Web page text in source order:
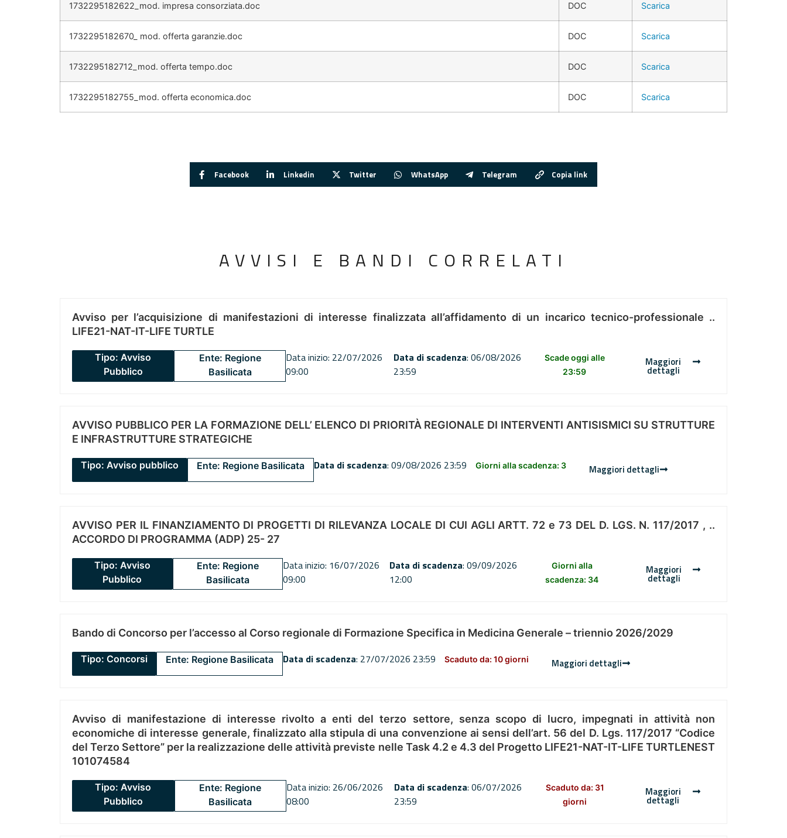
1732295182622_mod. impresa consorziata.doc DOC Scarica
1732295182670_ mod. offerta garanzie.doc DOC Scarica
1732295182712_mod. offerta tempo.doc DOC Scarica
1732295182755_mod. offerta economica.doc DOC Scarica
Facebook Linkedin Twitter WhatsApp Telegram Copia link
AVVISI E BANDI CORRELATI
Avviso per l’acquisizione di manifestazioni di interesse finalizzata all’affidamento di un incarico tecnico-professionale ..
LIFE21-NAT-IT-LIFE TURTLE
Tipo: Avviso
Pubblico
Ente: Regione
Basilicata
Data inizio: 22/07/2026
09:00
Data di scadenza: 06/08/2026
23:59
Scade oggi alle
23:59
Maggiori
dettagli
AVVISO PUBBLICO PER LA FORMAZIONE DELL’ ELENCO DI PRIORITÀ REGIONALE DI INTERVENTI ANTISISMICI SU STRUTTURE
E INFRASTRUTTURE STRATEGICHE
Tipo: Avviso pubblico Ente: Regione Basilicata Data di scadenza: 09/08/2026 23:59 Giorni alla scadenza: 3 Maggiori dettagli
AVVISO PER IL FINANZIAMENTO DI PROGETTI DI RILEVANZA LOCALE DI CUI AGLI ARTT. 72 e 73 DEL D. LGS. N. 117/2017 , ..
ACCORDO DI PROGRAMMA (ADP) 25- 27
Tipo: Avviso
Pubblico
Ente: Regione
Basilicata
Data inizio: 16/07/2026
09:00
Data di scadenza: 09/09/2026
12:00
Giorni alla
scadenza: 34
Maggiori
dettagli
Bando di Concorso per l’accesso al Corso regionale di Formazione Specifica in Medicina Generale – triennio 2026/2029
Tipo: Concorsi Ente: Regione Basilicata Data di scadenza: 27/07/2026 23:59 Scaduto da: 10 giorni Maggiori dettagli
Avviso di manifestazione di interesse rivolto a enti del terzo settore, senza scopo di lucro, impegnati in attività non
economiche di interesse generale, finalizzato alla stipula di una convenzione ai sensi dell’art. 56 del D. Lgs. 117/2017 “Codice
del Terzo Settore” per la realizzazione delle attività previste nelle Task 4.2 e 4.3 del Progetto LIFE21-NAT-IT-LIFE TURTLENEST
101074584
Tipo: Avviso
Pubblico
Ente: Regione
Basilicata
Data inizio: 26/06/2026
08:00
Data di scadenza: 06/07/2026
23:59
Scaduto da: 31
giorni
Maggiori
dettagli